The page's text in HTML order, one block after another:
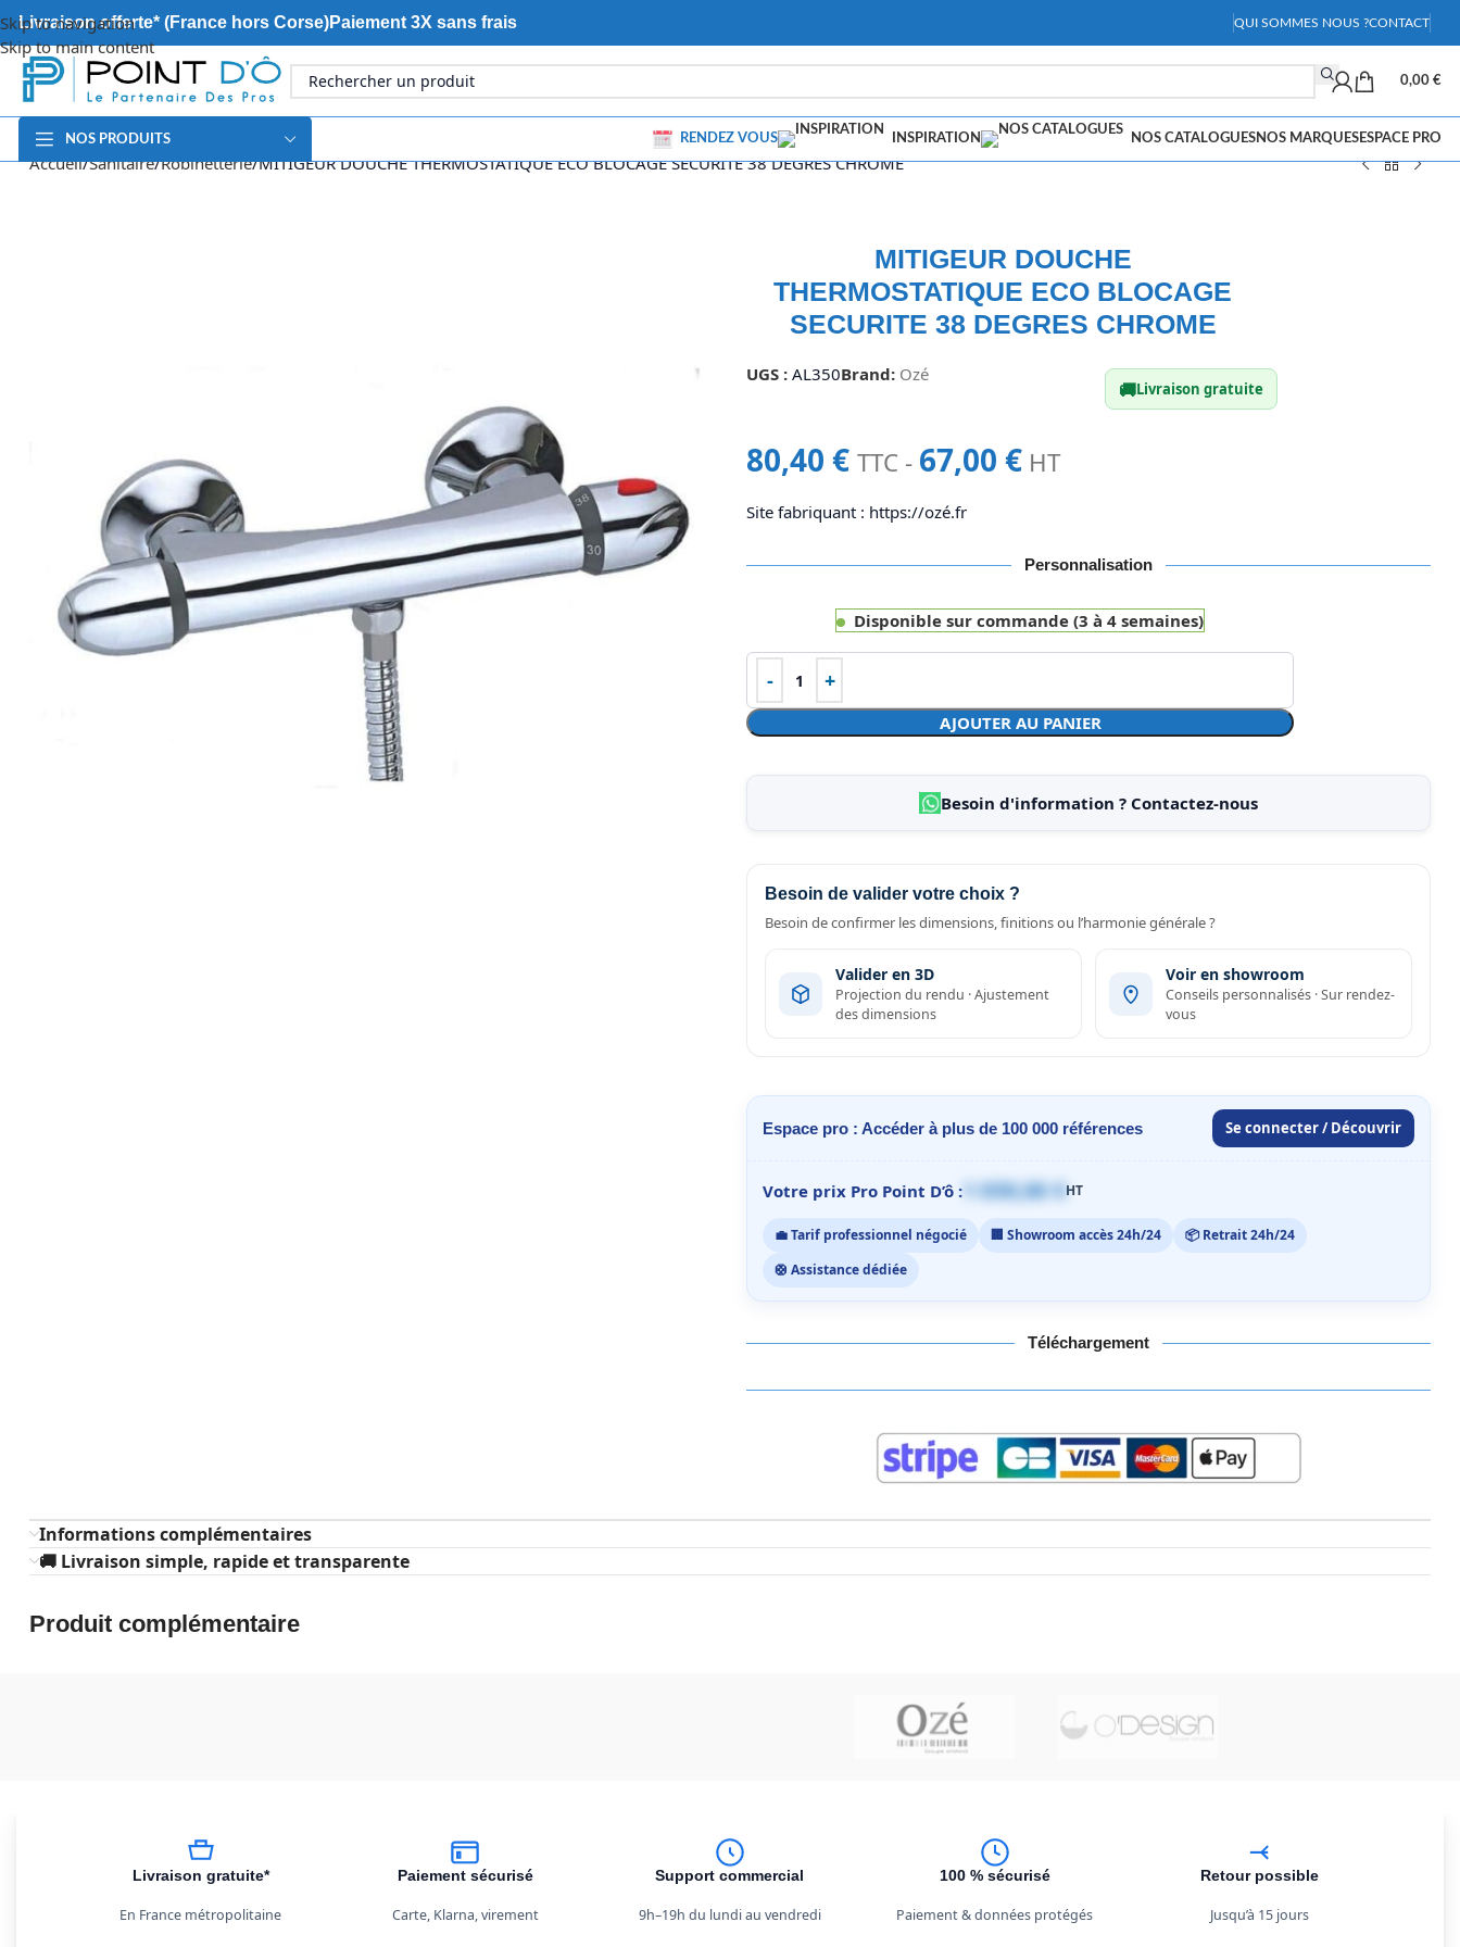
Skip to navigation
Skip to main content
Livraison offerte* (France hors Corse)Paiement 3X sans frais QUI SOMMES NOUS ?CONTACT
0,00 €
NOS PRODUITS RENDEZ VOUS INSPIRATION NOS CATALOGUESNOS MARQUESESPACE PRO
Accueil Sanitaire Robinetterie MITIGEUR DOUCHE THERMOSTATIQUE ECO BLOCAGE SECURITE 38 DEGRES CHROME
MITIGEUR DOUCHE
THERMOSTATIQUE ECO BLOCAGE
SECURITE 38 DEGRES CHROME
UGS : AL350Brand: Ozé
🚚Livraison gratuite
80,40 € TTC - 67,00 € HT
Site fabriquant : https://ozé.fr
Personnalisation
Disponible sur commande (3 à 4 semaines)
AJOUTER AU PANIER
Besoin d'information ? Contactez-nous
Besoin de valider votre choix ?
Besoin de confirmer les dimensions, finitions ou l’harmonie générale ?
Valider en 3D
Projection du rendu · Ajustement
des dimensions
Voir en showroom
Conseils personnalisés · Sur rendez-
vous
Espace pro : Accéder à plus de 100 000 références Se connecter / Découvrir
Votre prix Pro Point D’ô : 1 059,00 €HT
💼 Tarif professionnel négocié 🏢 Showroom accès 24h/24
📦 Retrait 24h/24
🛟 Assistance dédiée
Téléchargement
Informations complémentaires
🚚 Livraison simple, rapide et transparente
Produit complémentaire
Livraison gratuite*
En France métropolitaine
Paiement sécurisé
Carte, Klarna, virement
Support commercial
9h–19h du lundi au vendredi
100 % sécurisé
Paiement & données protégés
Retour possible
Jusqu’à 15 jours